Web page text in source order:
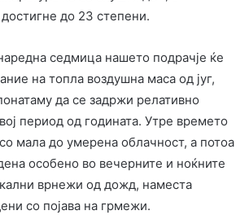
до 23 степени.
седмица нашето подрачје ќе
на топла воздушна маса од југ,
да се задржи релативно
период од годината. Утре времето
мала до умерена облачност, а потоа
особено во вечерните и ноќните
врнежи од дожд, наместа
со појава на грмежи.